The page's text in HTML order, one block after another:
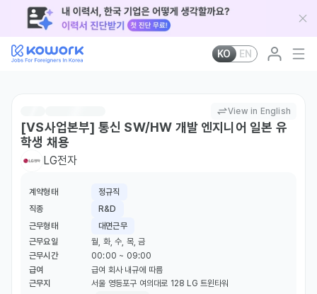
KO EN
View in English
[VS사업본부] 통신 SW/HW 개발 엔지니어 일본 유
학생 채용
LG전자
계약형태
정규직
직종
R&D
근무형태
대면근무
근무요일
월, 화, 수, 목, 금
근무시간
00:00 ~ 09:00
급여
급여 회사 내규에 따름
근무지
서울 영등포구 여의대로 128 LG 트윈타워